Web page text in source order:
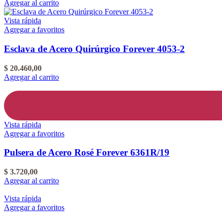
Agregar al carrito
Vista rápida
Agregar a favoritos
Esclava de Acero Quirúrgico Forever 4053-2
$ 20.460,00
Agregar al carrito
Vista rápida
Agregar a favoritos
Pulsera de Acero Rosé Forever 6361R/19
$ 3.720,00
Agregar al carrito
Vista rápida
Agregar a favoritos